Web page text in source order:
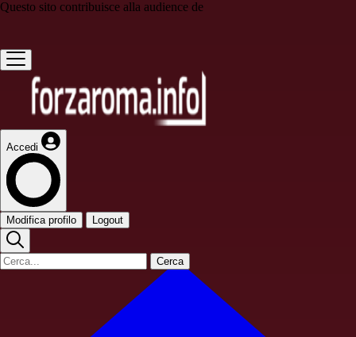
Questo sito contribuisce alla audience de
Accedi
Modifica profilo Logout
Cerca